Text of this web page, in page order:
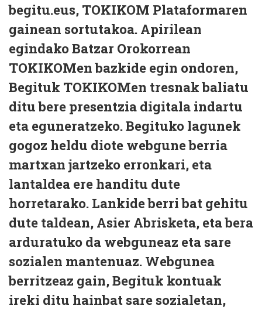
begitu.eus, TOKIKOM Plataformaren
gainean sortutakoa. Apirilean
egindako Batzar Orokorrean
TOKIKOMen bazkide egin ondoren,
Begituk TOKIKOMen tresnak baliatu
ditu bere presentzia digitala indartu
eta eguneratzeko. Begituko lagunek
gogoz heldu diote webgune berria
martxan jartzeko erronkari, eta
lantaldea ere handitu dute
horretarako. Lankide berri bat gehitu
dute taldean, Asier Abrisketa, eta bera
arduratuko da webguneaz eta sare
sozialen mantenuaz. Webgunea
berritzeaz gain, Begituk kontuak
ireki ditu hainbat sare sozialetan,